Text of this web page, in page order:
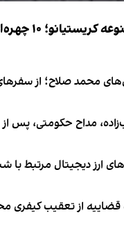
که در مراسم عروسی رونالدو و جورجینا جایی ندارند
از سفرهای ۹ ساعته تا خوابیدن زیر آسمان
مداح حکومتی، پس
ارز دیجیتال مرتبط با
از تعقیب کیفری